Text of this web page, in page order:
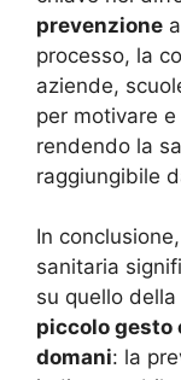
prevenzione
processo, la
aziende,
per motivare
rendendo la
raggiungibile
In
sanitaria
su quello
piccolo gesto
domani: la